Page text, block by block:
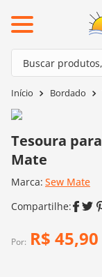
Buscar
Bordado
Tesoura
Mate
Marca: Sew Mate
Por: R$ 45,90
Termos mais
3º
4º agulha crochê
5º fio
mais
barroco
mollet
kit amigurumi
agulha crochê
fio amigurumi
euroroma